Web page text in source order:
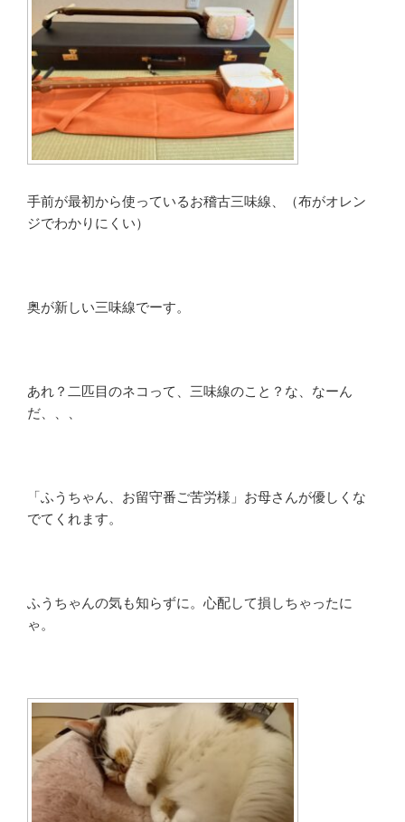
手前が最初から使っているお稽古三味線、（布がオレン
ジでわかりにくい）
奥が新しい三味線でーす。
あれ？二匹目のネコって、三味線のこと？な、なーん
だ、、、
「ふうちゃん、お留守番ご苦労様」お母さんが優しくな
でてくれます。
ふうちゃんの気も知らずに。心配して損しちゃったに
ゃ。